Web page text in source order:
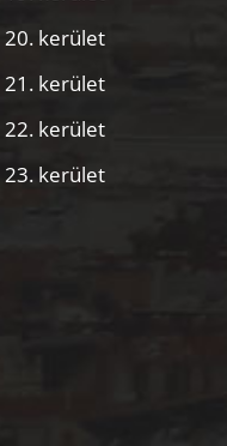
20. kerület
21. kerület
22. kerület
23. kerület